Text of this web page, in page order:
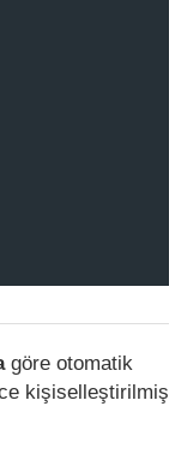
göre otomatik
kişiselleştirilmiş